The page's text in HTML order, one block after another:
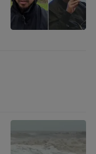
队准备踢洲际
脚。